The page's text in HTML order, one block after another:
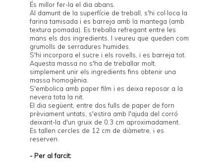
És millor fer-la el dia abans.
Al damunt de la superfície de treball, s'hi col·loca la
farina tamisada i es barreja amb la mantega (amb
textura pomada). Es treballa refregant entre les
mans els dos ingredients. I veureu que queden com
grumolls de serradures humides.
S'hi incorpora el sucre i els rovells, i es barreja tot.
Aquesta massa no s'ha de treballar molt,
simplement unir els ingredients fins obtenir una
massa homogènia.
S'embolica amb paper film i es deixa reposar a la
nevera tota la nit.
El dia següent, entre dos fulls de paper de forn
prèviament untats, s'estira amb l'ajuda del corró
deixant-la d'un gruix de 0.3 cm aproximadament.
Es tallen cercles de 12 cm de diàmetre, i es
reserven.
- Per al farcit: